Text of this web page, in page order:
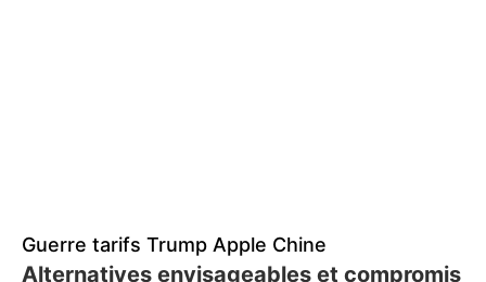
Guerre tarifs Trump Apple Chine
Alternatives envisageables et compromis